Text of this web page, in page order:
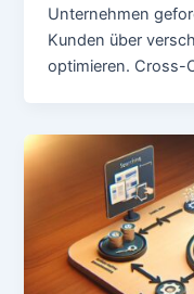
Unternehmen
Kunden über
optimieren. Cross-